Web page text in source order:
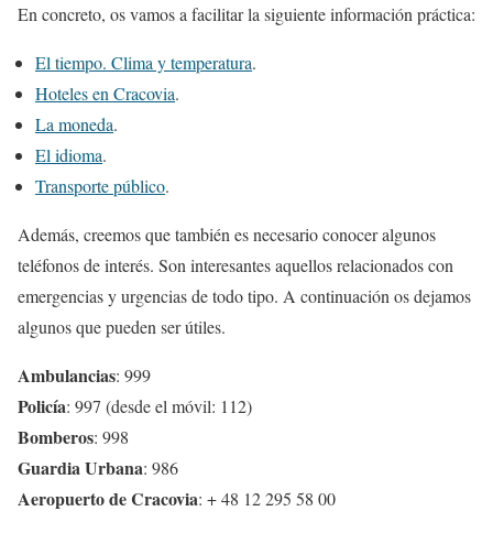
En concreto, os vamos a facilitar la siguiente información práctica:
El tiempo. Clima y temperatura.
Hoteles en Cracovia.
La moneda.
El idioma.
Transporte público.
Además, creemos que también es necesario conocer algunos
teléfonos de interés. Son interesantes aquellos relacionados con
emergencias y urgencias de todo tipo. A continuación os dejamos
algunos que pueden ser útiles.
Ambulancias: 999
Policía: 997 (desde el móvil: 112)
Bomberos: 998
Guardia Urbana: 986
Aeropuerto de Cracovia: + 48 12 295 58 00